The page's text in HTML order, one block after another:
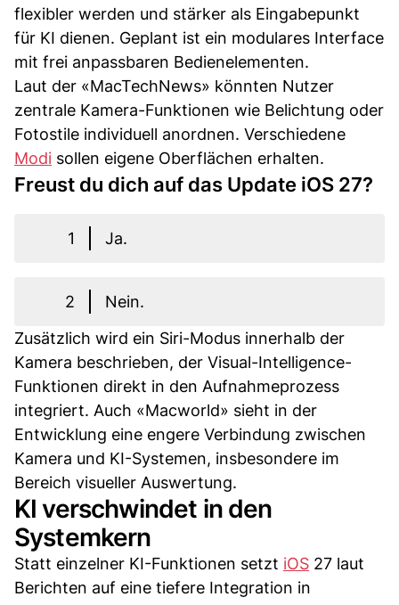
flexibler werden und stärker als Eingabepunkt
für KI dienen. Geplant ist ein modulares Interface
mit frei anpassbaren Bedienelementen.
Laut der «MacTechNews» könnten Nutzer
zentrale Kamera-Funktionen wie Belichtung oder
Fotostile individuell anordnen. Verschiedene
Modi sollen eigene Oberflächen erhalten.
Freust du dich auf das Update iOS 27?
1 Ja.
2
Nein.
Zusätzlich wird ein Siri-Modus innerhalb der
Kamera beschrieben, der Visual-Intelligence-
Funktionen direkt in den Aufnahmeprozess
integriert. Auch «Macworld» sieht in der
Entwicklung eine engere Verbindung zwischen
Kamera und KI-Systemen, insbesondere im
Bereich visueller Auswertung.
KI verschwindet in den
Systemkern
Statt einzelner KI-Funktionen setzt iOS 27 laut
Berichten auf eine tiefere Integration in